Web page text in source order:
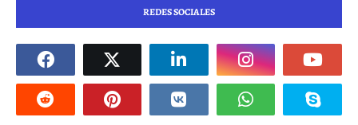
REDES SOCIALES